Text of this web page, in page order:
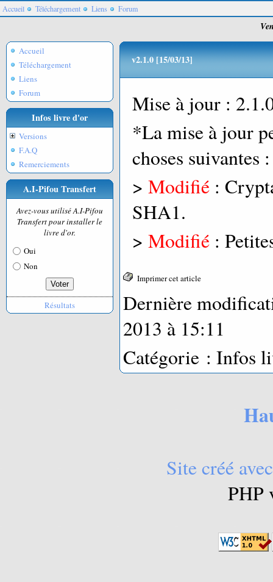
Accueil Téléchargement Liens Forum
Accueil
Téléchargement
Liens
Forum
Infos livre d'or
Versions
F.A.Q
Remerciements
A.I-Pifou Transfert
Avez-vous utilisé A.I-Pifou
Transfert pour installer le
livre d'or.
Oui
Non
Résultats
v2.1.0 [15/03/13]
Mise à jour :
*La mise à jour
choses suivantes :
> Modifié :
SHA1.
> Modifié :
Imprimer cet article
Dernière
2013 à 15:11
Catégorie : Infos
Site créé
PHP